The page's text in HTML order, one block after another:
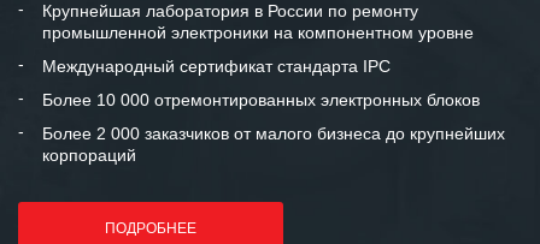
Крупнейшая лаборатория в России по ремонту
промышленной электроники на компонентном уровне
Международный сертификат стандарта IPC
Более 10 000 отремонтированных электронных блоков
Более 2 000 заказчиков от малого бизнеса до крупнейших
корпораций
ПОДРОБНЕЕ